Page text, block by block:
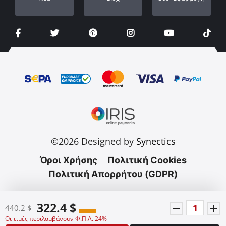
440.2 $ 322.4 $
Οι τιμές περιλαμβάνουν Φ.Π.Α. 24%
©2026 Designed by Synectics
Όροι Χρήσης
Πολιτική Cookies
Πολιτική Απορρήτου (GDPR)